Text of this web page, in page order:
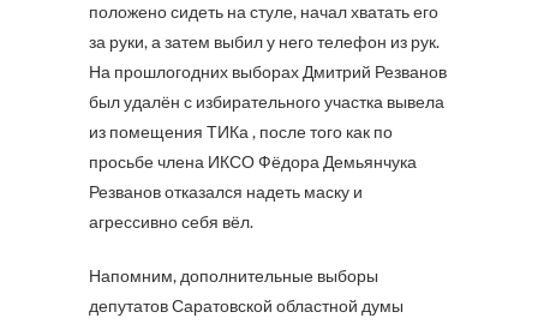
положено сидеть на стуле, начал хватать его
за руки, а затем выбил у него телефон из рук.
На прошлогодних выборах Дмитрий Резванов
был удалён с избирательного участка вывела
из помещения ТИКа , после того как по
просьбе члена ИКСО Фёдора Демьянчука
Резванов отказался надеть маску и
агрессивно себя вёл.
Напомним, дополнительные выборы
депутатов Саратовской областной думы